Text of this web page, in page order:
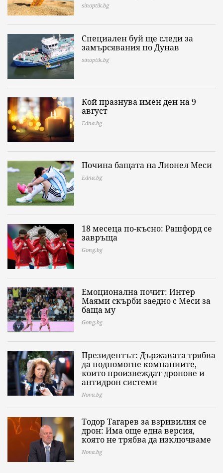
sinoptik.bg
Специален буй ще следи за
замърсявания по Дунав
sinoptik.bg
Кой празнува имен ден на 9
август
Edna.bg
Почина бащата на Лионел Меси
Edna.bg
18 месеца по-късно: Рашфорд се
завръща
Gong.bg
Емоционална почит: Интер
Маями скърби заедно с Меси за
баща му
Gong.bg
Президентът: Държавата трябва
да подпомогне компаниите,
които произвеждат дронове и
антидрон системи
Nova.bg
Тодор Тагарев за взривилия се
дрон: Има още една версия,
която не трябва да изключваме
Nova.bg